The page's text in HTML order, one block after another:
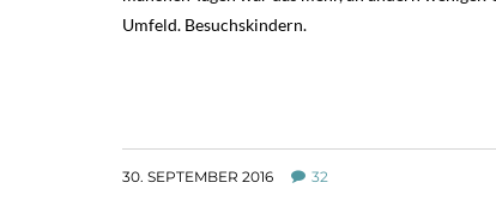
Umfeld. Besuchskindern.
30. SEPTEMBER 2016 32